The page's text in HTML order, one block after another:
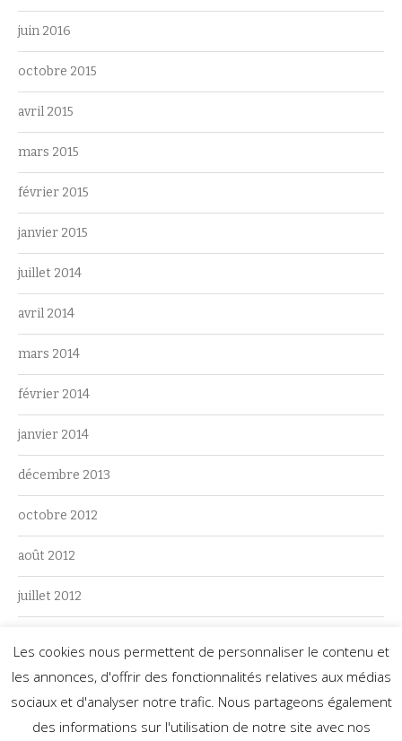
juin 2016
octobre 2015
avril 2015
mars 2015
février 2015
janvier 2015
juillet 2014
avril 2014
mars 2014
février 2014
janvier 2014
décembre 2013
octobre 2012
août 2012
juillet 2012
mai 2012
Les cookies nous permettent de personnaliser le contenu et
les annonces, d'offrir des fonctionnalités relatives aux médias
sociaux et d'analyser notre trafic. Nous partageons également
des informations sur l'utilisation de notre site avec nos